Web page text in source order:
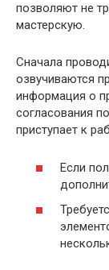
позволяют не
мастерскую.
Сначала
озвучиваются
информация о
согласования
приступает к
Если